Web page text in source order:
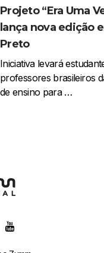
Projeto “Era Uma
lança nova edição
Preto
Iniciativa levará
professores brasileiros
de ensino para …